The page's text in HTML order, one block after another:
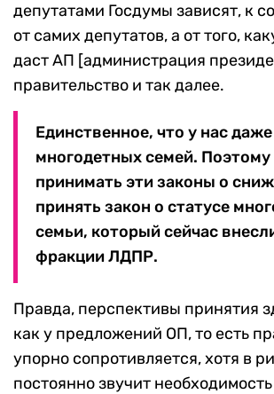
депутатами Госдумы зависят, к
от самих депутатов, а от того,
даст АП [администрация
правительство и так далее.
Единственное, что у нас
многодетных семей.
принимать эти законы о
принять закон о статусе
семьи, который сейчас
фракции ЛДПР.
Правда, перспективы принятия
как у предложений ОП, то есть
упорно сопротивляется, хотя в
постоянно звучит